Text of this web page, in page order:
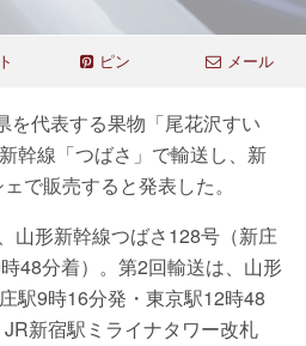
ピン メール
を代表する果物「尾花沢すい
幹線「つばさ」で輸送し、新
で販売すると発表した。
山形新幹線つばさ128号（新庄
48分着）。第2回輸送は、山形
駅9時16分発・東京駅12時48
新宿駅ミライナタワー改札